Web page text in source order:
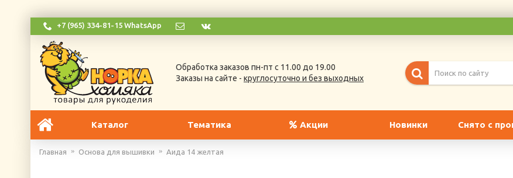
+7 (965) 334-81-15 WhatsApp
Обработка заказов пн-пт с 11.00 до 19.00
Заказы на сайте - круглосуточно и без выходных
Каталог Тематика Акции Новинки Снято с
Главная Основа для вышивки Аида 14 желтая